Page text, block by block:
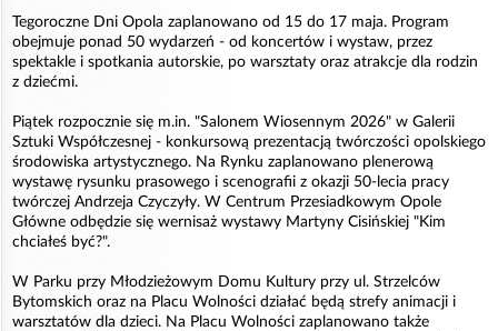
Tegoroczne Dni Opola zaplanowano od 15 do 17 maja. Program
obejmuje ponad 50 wydarzeń - od koncertów i wystaw, przez
spektakle i spotkania autorskie, po warsztaty oraz atrakcje dla rodzin
z dziećmi.
Piątek rozpocznie się m.in. "Salonem Wiosennym 2026" w Galerii
Sztuki Współczesnej - konkursową prezentacją twórczości opolskiego
środowiska artystycznego. Na Rynku zaplanowano plenerową
wystawę rysunku prasowego i scenografii z okazji 50-lecia pracy
twórczej Andrzeja Czyczyły. W Centrum Przesiadkowym Opole
Główne odbędzie się wernisaż wystawy Martyny Cisińskiej "Kim
chciałeś być?".
W Parku przy Młodzieżowym Domu Kultury przy ul. Strzelców
Bytomskich oraz na Placu Wolności działać będą strefy animacji i
warsztatów dla dzieci. Na Placu Wolności zaplanowano także